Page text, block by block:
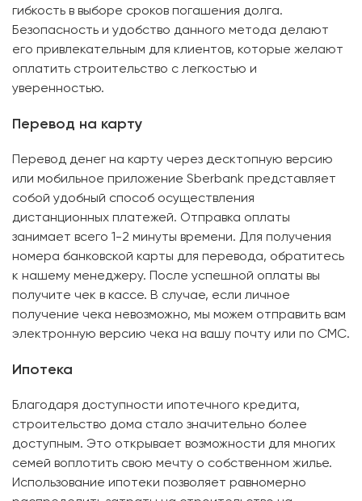
гибкость в выборе сроков погашения долга.
Безопасность и удобство данного метода делают
его привлекательным для клиентов, которые желают
оплатить строительство с легкостью и
уверенностью.
Перевод на карту
Перевод денег на карту через десктопную версию
или мобильное приложение Sberbank представляет
собой удобный способ осуществления
дистанционных платежей. Отправка оплаты
занимает всего 1-2 минуты времени. Для получения
номера банковской карты для перевода, обратитесь
к нашему менеджеру. После успешной оплаты вы
получите чек в кассе. В случае, если личное
получение чека невозможно, мы можем отправить вам
электронную версию чека на вашу почту или по СМС.
Ипотека
Благодаря доступности ипотечного кредита,
строительство дома стало значительно более
доступным. Это открывает возможности для многих
семей воплотить свою мечту о собственном жилье.
Использование ипотеки позволяет равномерно